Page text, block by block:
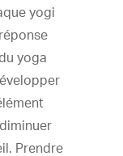
yogi
yoga
Prendre